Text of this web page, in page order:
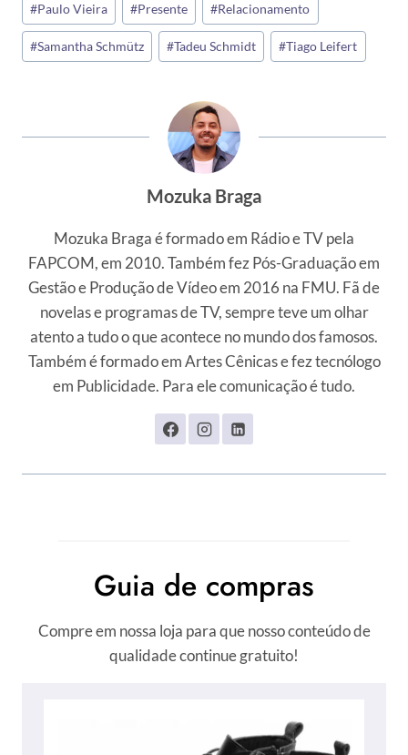
#Paulo Vieira #Presente #Relacionamento
#Samantha Schmütz #Tadeu Schmidt #Tiago Leifert
Mozuka Braga
Mozuka Braga é formado em Rádio e TV pela
FAPCOM, em 2010. Também fez Pós-Graduação em
Gestão e Produção de Vídeo em 2016 na FMU. Fã de
novelas e programas de TV, sempre teve um olhar
atento a tudo o que acontece no mundo dos famosos.
Também é formado em Artes Cênicas e fez tecnólogo
em Publicidade. Para ele comunicação é tudo.
Guia de compras
Compre em nossa loja para que nosso conteúdo de
qualidade continue gratuito!